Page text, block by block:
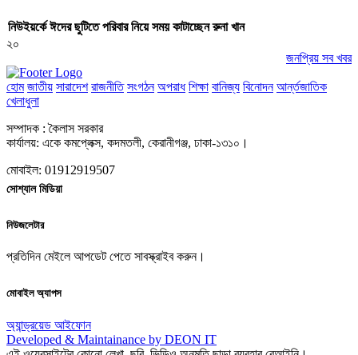
নিউইয়র্কে ঈদের ছুটিতে পরিবার নিয়ে সময় কাটাচ্ছেন রুনা খান
২০
জনপ্রিয় সব খবর
হোম জাতীয় সারাদেশ রাজনীতি সংগঠন অপরাধ শিক্ষা বানিজ্য বিনোদন আর্ন্তজাতিক
খেলাধুলা
সম্পাদক : কৈলাস সরকার
কার্যালয়: একে কমপ্লেক্স, কদমতলী, কেরানীগঞ্জ, ঢাকা-১৩১০।
মোবাইল: 01912919507
সোশ্যাল মিডিয়া
নিউজলেটার
প্রতিদিন মেইলে আপডেট পেতে সাবস্ক্রাইব করুন।
মোবাইল অ্যাপস
অ্যান্ড্রয়েড আইফোন
Developed & Maintainance by DEON IT